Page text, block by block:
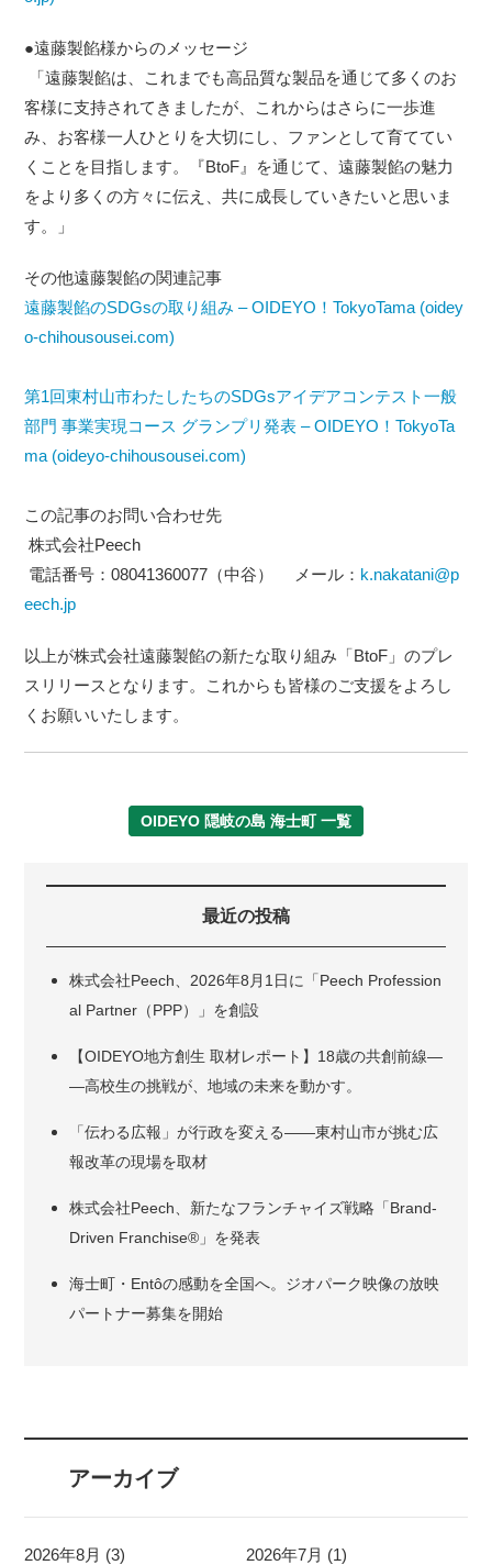
●遠藤製餡様からのメッセージ
「遠藤製餡は、これまでも高品質な製品を通じて多くのお
客様に支持されてきましたが、これからはさらに一歩進
み、お客様一人ひとりを大切にし、ファンとして育ててい
くことを目指します。『BtoF』を通じて、遠藤製餡の魅力
をより多くの方々に伝え、共に成長していきたいと思いま
す。」
その他遠藤製餡の関連記事
遠藤製餡のSDGsの取り組み – OIDEYO！TokyoTama (oidey
o-chihousousei.com)
第1回東村山市わたしたちのSDGsアイデアコンテスト一般
部門 事業実現コース グランプリ発表 – OIDEYO！TokyoTa
ma (oideyo-chihousousei.com)
この記事のお問い合わせ先
株式会社Peech
電話番号：08041360077（中谷） メール： k.nakatani@p
eech.jp
以上が株式会社遠藤製餡の新たな取り組み「BtoF」のプレ
スリリースとなります。これからも皆様のご支援をよろし
くお願いいたします。
OIDEYO 隠岐の島 海士町 一覧
最近の投稿
株式会社Peech、2026年8月1日に「Peech Profession
al Partner（PPP）」を創設
【OIDEYO地方創生 取材レポート】18歳の共創前線―
―高校生の挑戦が、地域の未来を動かす。
「伝わる広報」が行政を変える――東村山市が挑む広
報改革の現場を取材
株式会社Peech、新たなフランチャイズ戦略「Brand-
Driven Franchise®」を発表
海士町・Entôの感動を全国へ。ジオパーク映像の放映
パートナー募集を開始
アーカイブ
2026年8月 (3)
2026年7月 (1)